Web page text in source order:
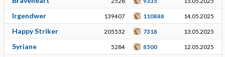
Irgendwer 139407 110888 14.05.2025
Happy Striker 205532 7318 13.05.2025
Syriane 5284 8500 12.05.2025